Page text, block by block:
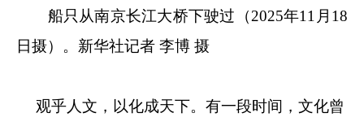
船只从南京长江大桥下驶过（2025年11月18
日摄）。新华社记者 李博 摄
观乎人文，以化成天下。有一段时间，文化曾